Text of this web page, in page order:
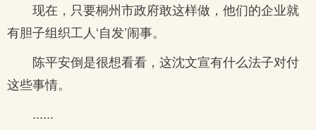
现在，只要桐州市政府敢这样做，他们的企业就
有胆子组织工人‘自发’闹事。
陈平安倒是很想看看，这沈文宣有什么法子对付
这些事情。
......